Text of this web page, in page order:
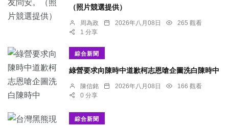
（照片競選提供）
周為政 2026年八月08日
265 觀看
1 分享
綜合新聞
綠營要求向陳時中道歉柯志恩嗆企圖洗白陳時中
陳信銘 2026年八月08日
166 觀看
0 分享
綜合新聞